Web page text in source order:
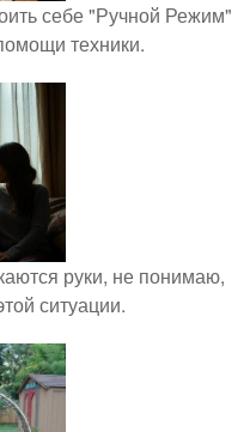
себе "Ручной Режим"
техники.
руки, не понимаю,
ситуации.